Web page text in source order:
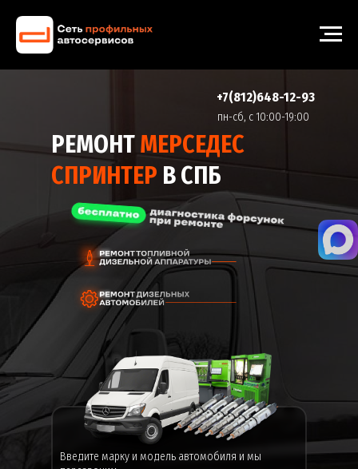
пн-cб, с 10:00-19:00
+7(812)648-12-93
РЕМОНТМЕРСЕДЕС
СПРИНТЕР В СПБ
Введите марку и модель автомобиля и мы